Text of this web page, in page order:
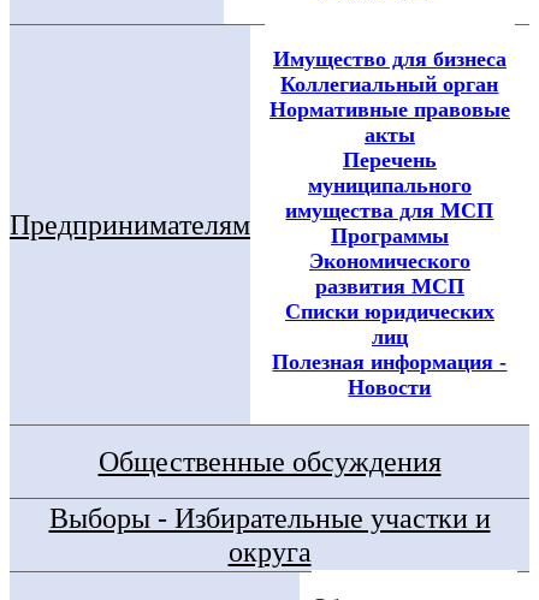
Предпринимателям
Имущество для бизнеса
Коллегиальный орган
Нормативные правовые
акты
Перечень
муниципального
имущества для МСП
Программы
Экономического
развития МСП
Списки юридических
лиц
Полезная информация -
Новости
Общественные обсуждения
Выборы - Избирательные участки и
округа